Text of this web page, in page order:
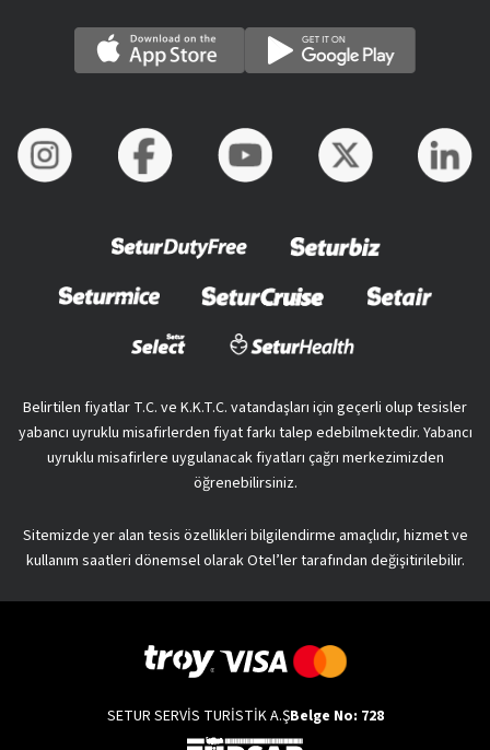
Belirtilen fiyatlar T.C. ve K.K.T.C. vatandaşları için geçerli olup tesisler
yabancı uyruklu misafirlerden fiyat farkı talep edebilmektedir. Yabancı
uyruklu misafirlere uygulanacak fiyatları çağrı merkezimizden
öğrenebilirsiniz.
Sitemizde yer alan tesis özellikleri bilgilendirme amaçlıdır, hizmet ve
kullanım saatleri dönemsel olarak Otel’ler tarafından değişitirilebilir.
SETUR SERVİS TURİSTİK A.ŞBelge No: 728